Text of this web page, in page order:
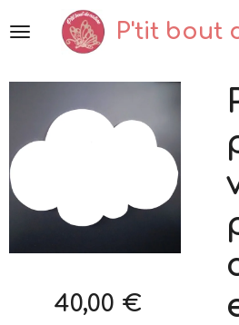
Passer
P'tit bout
40,00 €